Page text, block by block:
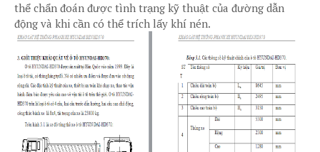
thể chẩn đoán được tình trạng kỹ thuật của đường dẫn
động và khi cần có thể trích lấy khí nén.